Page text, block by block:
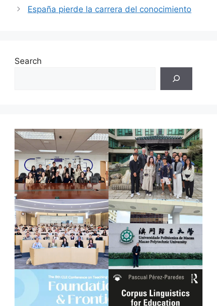
España pierde la carrera del conocimiento
Search